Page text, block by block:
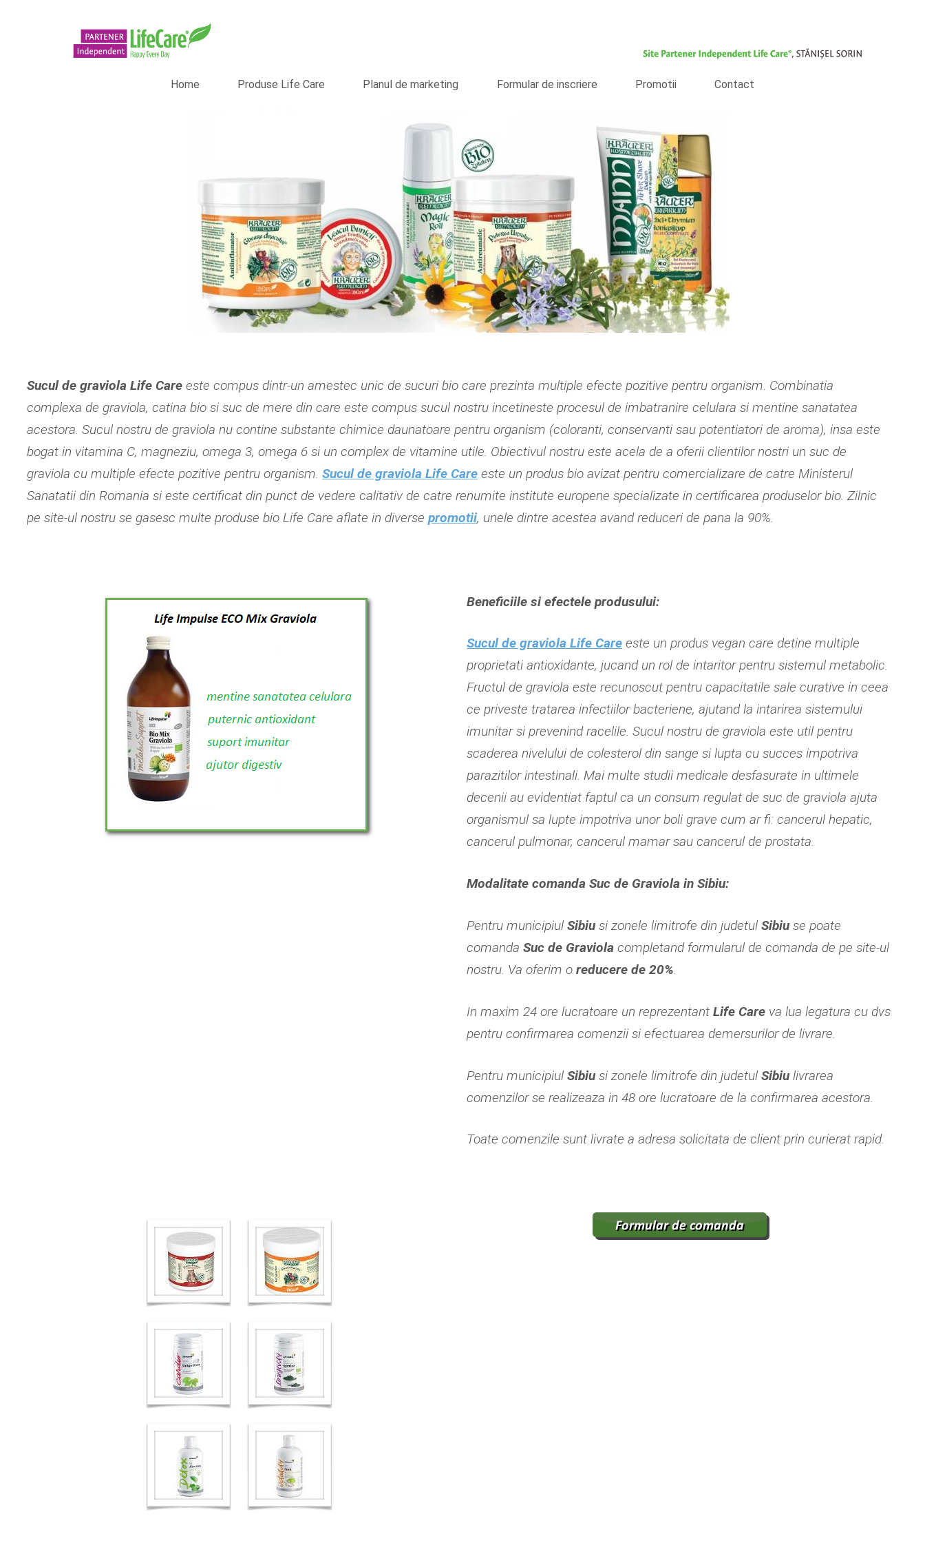
Home Produse Life Care Planul de marketing Formular de inscriere Promotii Contact
Sucul de graviola Life Care este compus dintr-un amestec unic de sucuri bio care prezinta multiple efecte pozitive pentru organism. Combinatia
complexa de graviola, catina bio si suc de mere din care este compus sucul nostru incetineste procesul de imbatranire celulara si mentine sanatatea
acestora. Sucul nostru de graviola nu contine substante chimice daunatoare pentru organism (coloranti, conservanti sau potentiatori de aroma), insa este
bogat in vitamina C, magneziu, omega 3, omega 6 si un complex de vitamine utile. Obiectivul nostru este acela de a oferii clientilor nostri un suc de
graviola cu multiple efecte pozitive pentru organism.Sucul de graviola Life Care este un produs bio avizat pentru comercializare de catre Ministerul
Sanatatii din Romania si este certificat din punct de vedere calitativ de catre renumite institute europene specializate in certificarea produselor bio. Zilnic
pe site-ul nostru se gasesc multe produse bio Life Care aflate in diversepromotii, unele dintre acestea avand reduceri de pana la 90%.
Beneficiile si efectele produsului:
Sucul de graviola Life Care este un produs vegan care detine multiple
proprietati antioxidante, jucand un rol de intaritor pentru sistemul metabolic.
Fructul de graviola este recunoscut pentru capacitatile sale curative in ceea
ce priveste tratarea infectiilor bacteriene, ajutand la intarirea sistemului
imunitar si prevenind racelile. Sucul nostru de graviola este util pentru
scaderea nivelului de colesterol din sange si lupta cu succes impotriva
parazitilor intestinali. Mai multe studii medicale desfasurate in ultimele
decenii au evidentiat faptul ca un consum regulat de suc de graviola ajuta
organismul sa lupte impotriva unor boli grave cum ar fi: cancerul hepatic,
cancerul pulmonar, cancerul mamar sau cancerul de prostata.
Modalitate comanda Suc de Graviola in Sibiu:
Pentru municipiulSibiusi zonele limitrofe din judetulSibiuse poate
comandaSuc de Graviola completand formularul de comanda de pe site-ul
nostru. Va oferim oreducere de 20%.
In maxim 24 ore lucratoare un reprezentantLife Care va lua legatura cu dvs
pentru confirmarea comenzii si efectuarea demersurilor de livrare.
Pentru municipiulSibiusi zonele limitrofe din judetulSibiulivrarea
comenzilor se realizeaza in 48 ore lucratoare de la confirmarea acestora.
Toate comenzile sunt livrate a adresa solicitata de client prin curierat rapid.